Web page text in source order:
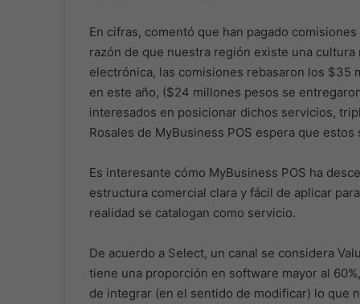
En cifras, comentó que han pagado
razón de que nuestra región existe una
electrónica, las comisiones rebasaron los $35
en este año, ($24 millones pesos se
interesados en posicionar dichos servicios,
Rosales de MyBusiness POS espera que
Es interesante cómo MyBusiness POS ha
estructura comercial clara y fácil de aplicar
realidad se catalogan como servicio.
De acuerdo a Select, un canal se considera
tiene una proporción en software mayor al
de integrar (en el sentido de modificar) lo que